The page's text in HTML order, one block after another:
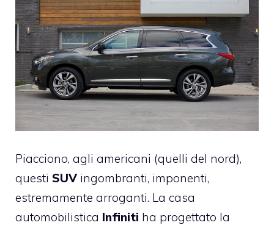
Piacciono, agli americani (quelli del nord),
questi SUV ingombranti, imponenti,
estremamente arroganti. La casa
automobilistica Infiniti ha progettato la